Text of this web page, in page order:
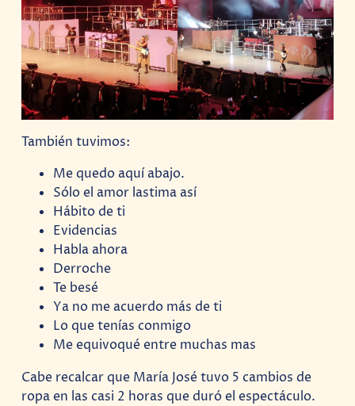
También tuvimos:
Me quedo aquí abajo.
Sólo el amor lastima así
Hábito de ti
Evidencias
Habla ahora
Derroche
Te besé
Ya no me acuerdo más de ti
Lo que tenías conmigo
Me equivoqué entre muchas mas
Cabe recalcar que María José tuvo 5 cambios de
ropa en las casi 2 horas que duró el espectáculo.